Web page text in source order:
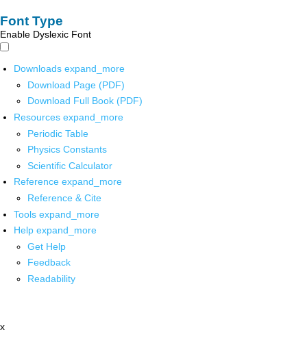
Font Type
Enable Dyslexic Font
Downloads expand_more
Download Page (PDF)
Download Full Book (PDF)
Resources expand_more
Periodic Table
Physics Constants
Scientific Calculator
Reference expand_more
Reference & Cite
Tools expand_more
Help expand_more
Get Help
Feedback
Readability
x